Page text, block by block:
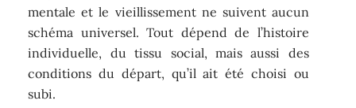
mentale et le vieillissement ne suivent aucun
schéma universel. Tout dépend de l’histoire
individuelle, du tissu social, mais aussi des
conditions du départ, qu’il ait été choisi ou
subi.